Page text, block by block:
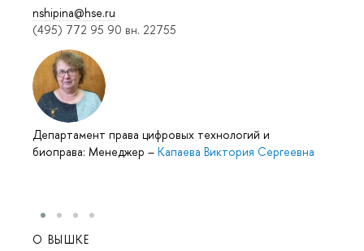
nshipina@hse.ru
(495) 772 95 90 вн. 22755
Департамент права цифровых технологий и
биоправа: Менеджер – Капаева Виктория Сергеевна
О ВЫШКЕ